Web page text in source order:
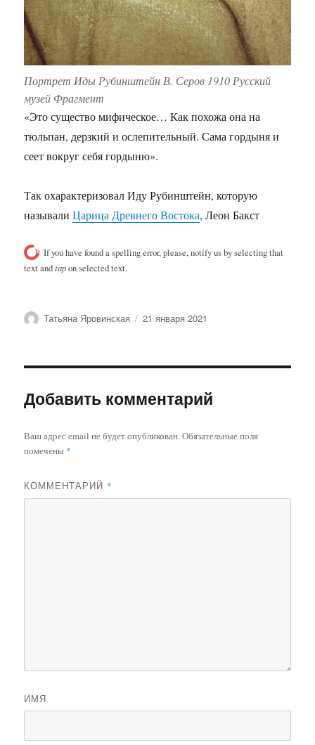
Портрет Иды Рубинштейн В. Серов 1910 Русский
музей Фрагмент
«Это существо мифическое… Как похожа она на
тюльпан, дерзкий и ослепительный. Сама гордыня и
сеет вокруг себя гордыню».
Так охарактеризовал Иду Рубинштейн, которую
называлиЦарица Древнего Востока, Леон Бакст
If you have found a spelling error, please, notify us by selecting that
text andtapon selected text.
Автор
Татьяна Яровинская Опубликовано
21 января 2021
Добавить комментарий
Ваш адрес email не будет опубликован.Обязательные поля
помечены *
КОММЕНТАРИЙ *
ИМЯ